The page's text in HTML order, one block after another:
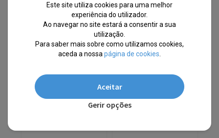
Guess ® Óculos de Sol
Moncler® Óculos de
Este site utiliza cookies para uma melhor
experiência do utilizador.
Ao navegar no site estará a consentir a sua
utilização.
Para saber mais sobre como utilizamos cookies,
aceda a nossa página de cookies
Aceitar
Gerir opções